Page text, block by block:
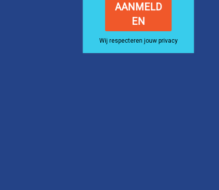
AANMELD
EN
Wij respecteren jouw privacy